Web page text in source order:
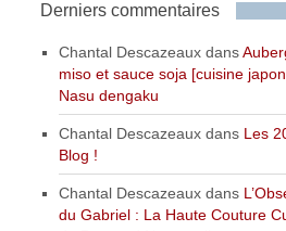
Derniers commentaires
Chantal Descazeaux dans
miso et sauce soja [cuisine
Nasu dengaku
Chantal Descazeaux dans Les
Blog !
Chantal Descazeaux dans
du Gabriel : La Haute Couture